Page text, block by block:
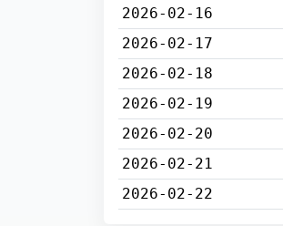
2026-02-16
2026-02-17
2026-02-18
2026-02-19
2026-02-20
2026-02-21
2026-02-22